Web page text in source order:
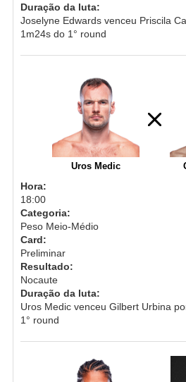
Duração da luta:
Joselyne Edwards venceu Priscila
1m24s do 1° round
Uros Medic
Hora:
18:00
Categoria:
Peso Meio-Médio
Card:
Preliminar
Resultado:
Nocaute
Duração da luta:
Uros Medic venceu Gilbert Urbina
1° round